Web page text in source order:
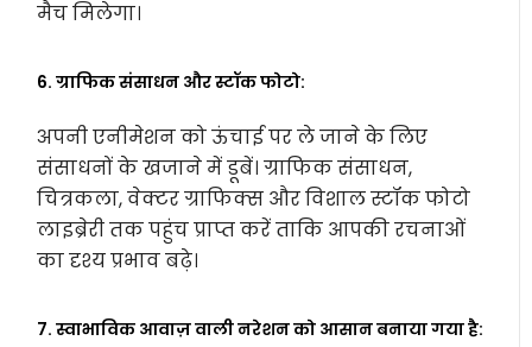
मैच मिलेगा।
6. ग्राफिक संसाधन और स्टॉक फोटो:
अपनी एनीमेशन को ऊंचाई पर ले जाने के लिए
संसाधनों के खजाने में डूबें। ग्राफिक संसाधन,
चित्रकला, वेक्टर ग्राफिक्स और विशाल स्टॉक फोटो
लाइब्रेरी तक पहुंच प्राप्त करें ताकि आपकी रचनाओं
का दृश्य प्रभाव बढ़े।
7. स्वाभाविक आवाज़ वाली नरेशन को आसान बनाया गया है: